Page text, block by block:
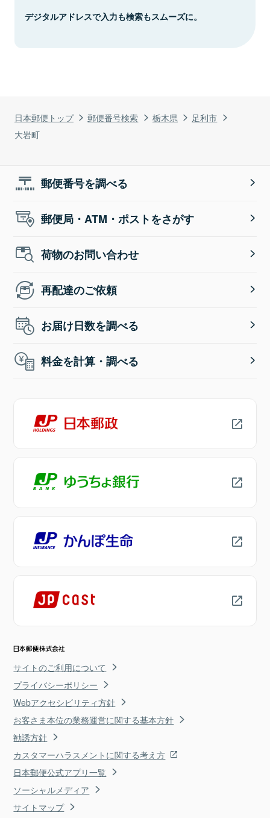
日本郵便トップ 郵便番号検索 栃木県
足利市
大岩町
デジタルアドレスで入力も検索もスムーズに。
郵便番号を調べる
郵便局・ATM・ポストをさがす
荷物のお問い合わせ
再配達のご依頼
お届け日数を調べる
料金を計算・調べる
サイトのご利用について
プライバシーポリシー
Webアクセシビリティ方針
お客さま本位の業務運営に関する基本方針
勧誘方針
カスタマーハラスメントに関する考え方
日本郵便公式アプリ一覧
ソーシャルメディア
サイトマップ